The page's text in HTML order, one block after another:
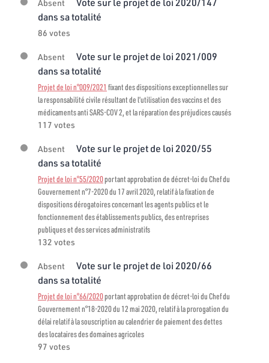
Absent
dans sa totalité
86 votes
Absent
Vote sur le projet de loi 2021/009
dans sa totalité
Projet de loi n°009/2021 fixant des dispositions exceptionnelles sur
la responsabilité civile résultant de l’utilisation des vaccins et des
médicaments anti SARS-COV 2, et la réparation des préjudices causés
117 votes
Absent
Vote sur le projet de loi 2020/55
dans sa totalité
Projet de loi n°55/2020portant approbation de décret-loi du Chef du
Gouvernement n°7-2020 du 17 avril 2020, relatif à la fixation de
dispositions dérogatoires concernant les agents publics et le
fonctionnement des établissements publics, des entreprises
publiques et des services administratifs
132 votes
Absent
Vote sur le projet de loi 2020/66
dans sa totalité
Projet de loi n°66/2020portant approbation de décret-loi du Chef du
Gouvernement n°18-2020 du 12 mai 2020, relatif à la prorogation du
délai relatif à la souscription au calendrier de paiement des dettes
des locataires des domaines agricoles
97 votes